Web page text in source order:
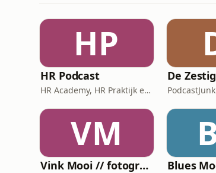
HP
HR Podcast
HR Academy, HR Praktijk en CHRO
De
VM
Vink Mooi // fotografiepodcast die verder gaat dan het kader